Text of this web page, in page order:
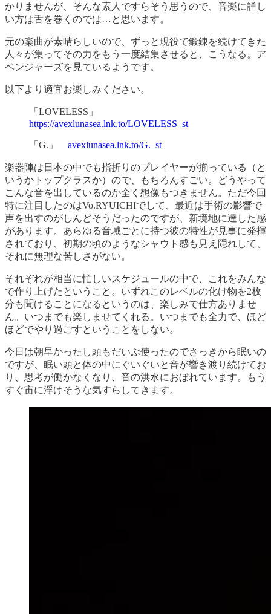
かりませんが、そんな素人ですらそう思うので、音楽に詳し
い方は舌を巻くのでは…と思います。
元の楽曲が素晴らしいので、ずっと現役で鍛錬を続けてきた
人々が集ってその力をもう一度結集させると、こうなる。ア
ベンジャーズを見ているようです。
以下より適宜お楽しみください。
「LOVELESS」
https://avexlunasea.lnk.to/LOVELESS_st
「G.」 avexlunasea.lnk.to/G._st
楽器陣は日本の中でも指折りのプレイヤーが揃っている（と
いうかトップクラスか）ので、もちろんすごい。どうやって
こんな音を出しているのか全く想像もつきません。ただ今回
特に注目したのはVo.RYUICHIでして、最近は手術の影響で
声を出すのがしんどそうだったのですが、新境地に達した感
があります。あらゆる音域ごとに持つ彼の特性が見事に発揮
されており、初期の頃のようなシャウト感も見え隠れして、
それに無理な苦しさがない。
それぞれが相当に忙しいスケジュールの中で、これをみんな
で作り上げたということ。いずれこのレベルの化け物を2枚
分も聞けることになるというのは、楽しみで仕方ありませ
ん。いつまでも楽しませてくれる。いつまでも全力で、ほど
ほどでやり過ごすということをしない。
今日は朝早かったし頭もだいぶ使ったのでさっきから眠いの
ですが、眠い頭と体の中にぐいぐいと音が響き渡り続けてお
り、思考が働かなくなり、音の洪水におぼれています。もう
すぐ宙に浮けそうな気すらしてきます。